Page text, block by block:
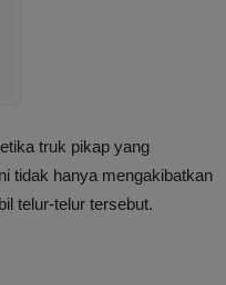
truk pikap yang
tidak hanya mengakibatkan
telur-telur tersebut.